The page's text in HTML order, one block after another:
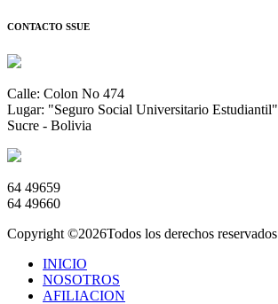
CONTACTO SSUE
Calle: Colon No 474
Lugar: "Seguro Social Universitario Estudiantil"
Sucre - Bolivia
64 49659
64 49660
Copyright ©2026Todos los derechos reservados
INICIO
NOSOTROS
AFILIACION